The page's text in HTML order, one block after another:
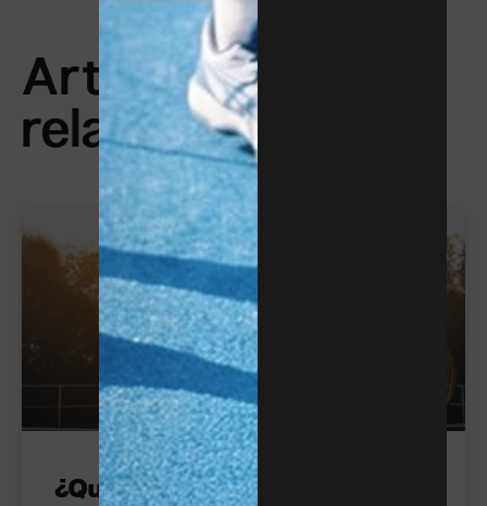
Artículos
relacionados
¿Qué es un ace en tenis?